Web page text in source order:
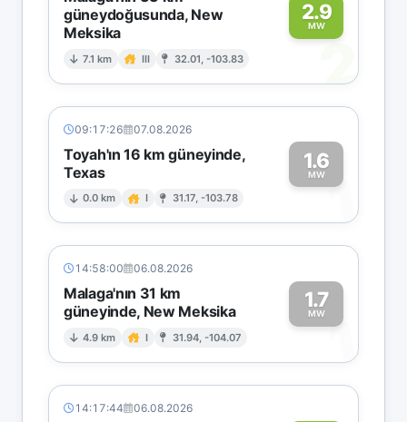
güneydoğusunda, New
Meksika
7.1 km III 32.01, -103.83
2.9
MW
2
09:17:26 07.08.2026
Toyah'ın 16 km güneyinde,
Texas
0.0 km I 31.17, -103.78
1.6
MW1
14:58:00 06.08.2026
Malaga'nın 31 km
güneyinde, New Meksika
4.9 km I 31.94, -104.07
1.7
MW1
14:17:44 06.08.2026